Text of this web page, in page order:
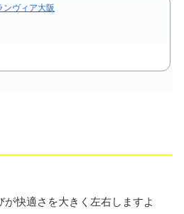
ンヴィア大阪
快適さを大きく左右しますよ